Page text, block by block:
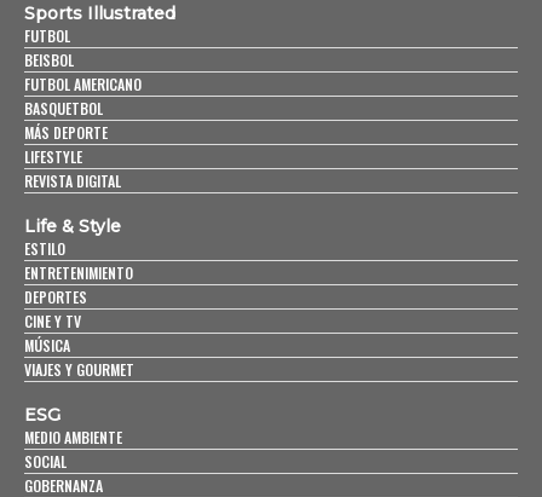
Sports Illustrated
FUTBOL
BEISBOL
FUTBOL AMERICANO
BASQUETBOL
MÁS DEPORTE
LIFESTYLE
REVISTA DIGITAL
Life & Style
ESTILO
ENTRETENIMIENTO
DEPORTES
CINE Y TV
MÚSICA
VIAJES Y GOURMET
ESG
MEDIO AMBIENTE
SOCIAL
GOBERNANZA